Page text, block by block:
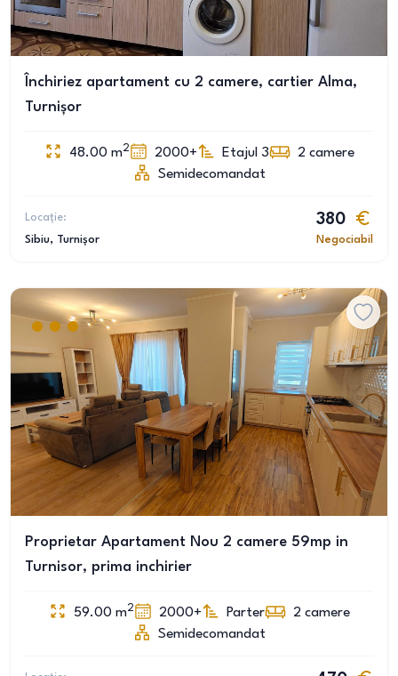
Închiriez apartament cu 2 camere, cartier Alma,
Turnișor
48.00 m2 2000+ Etajul 3 2 camere
Semidecomandat
Locație:
Sibiu, Turnișor
380
Negociabil
Proprietar Apartament Nou 2 camere 59mp in
Turnisor, prima inchirier
59.00 m2 2000+ Parter 2 camere
Semidecomandat